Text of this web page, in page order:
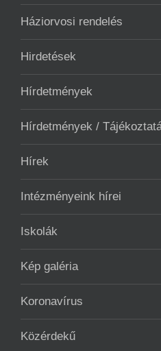
Háziorvosi rendelés
Hirdetések
Hírdetmények
Hírdetmények /
Hírek
Intézményeink hírei
Iskolák
Kép galéria
Koronavírus
Közérdekű